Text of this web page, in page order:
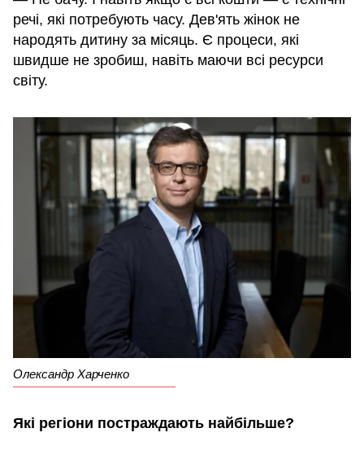
речі, які потребують часу. Дев'ять жінок не
народять дитину за місяць. Є процеси, які
швидше не зробиш, навіть маючи всі ресурси
світу.
Олександр Харченко
Які регіони постраждають найбільше?